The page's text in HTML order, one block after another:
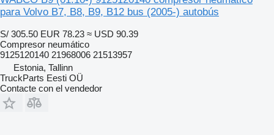
para Volvo B7, B8, B9, B12 bus (2005-) autobús
S/ 305.50 EUR 78.23 ≈ USD 90.39
Compresor neumático
9125120140 21968006 21513957
Estonia, Tallinn
TruckParts Eesti OÜ
Contacte con el vendedor